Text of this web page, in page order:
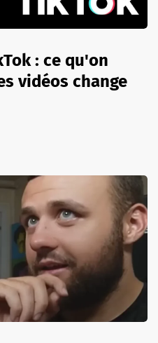
: ce qu'on
vidéos change